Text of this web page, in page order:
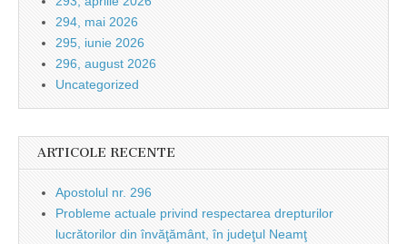
294, mai 2026
295, iunie 2026
296, august 2026
Uncategorized
ARTICOLE RECENTE
Apostolul nr. 296
Probleme actuale privind respectarea drepturilor
lucrătorilor din învăţământ, în judeţul Neamţ